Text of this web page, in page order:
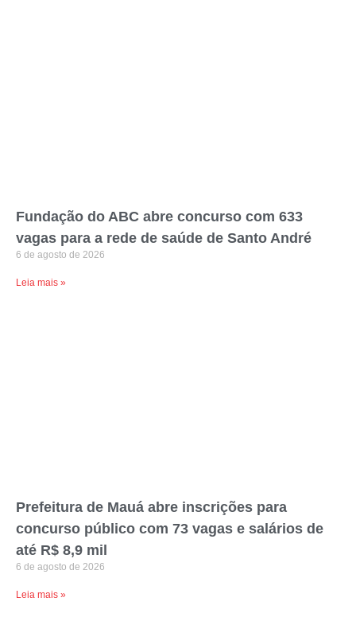
Fundação do ABC abre concurso com 633
vagas para a rede de saúde de Santo André
6 de agosto de 2026
Leia mais »
Prefeitura de Mauá abre inscrições para
concurso público com 73 vagas e salários de
até R$ 8,9 mil
6 de agosto de 2026
Leia mais »